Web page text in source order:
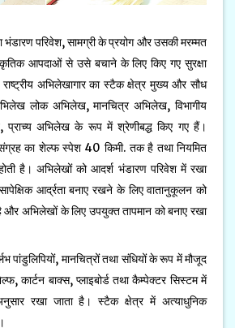
भंडारण परिवेश, सामग्री के प्रयोग और उसकी मरम्‍मत
आपदाओं से उसे बचाने के लिए किए गए सुरक्षा
राष्‍ट्रीय अभिलेखागार का स्‍टैक क्षेत्र मुख्‍य और सौध
लोक अभिलेख, मानचित्र अभिलेख, विभागीय
अभिलेख के रूप में श्रेणीबद्ध किए गए हैं।
संग्रह का शेल्‍फ स्‍पेश 40 किमी. तक है तथा नियमित
है। अभिलेखों को आदर्श भंडारण परिवेश में रखा
आर्द्रता बनाए रखने के लिए वातानुकूलन को
अभिलेखों के लिए उपयुक्‍त तापमान को बनाए रखा
पांडुलिपियों, मानचित्रों तथा संधियों के रूप में मौजूद
कार्टन बाक्‍स, प्‍लाइबोर्ड तथा कैम्‍पेक्‍टर सिस्‍टम में
रखा जाता है। स्‍टैक क्षेत्र में अत्‍याधुनिक